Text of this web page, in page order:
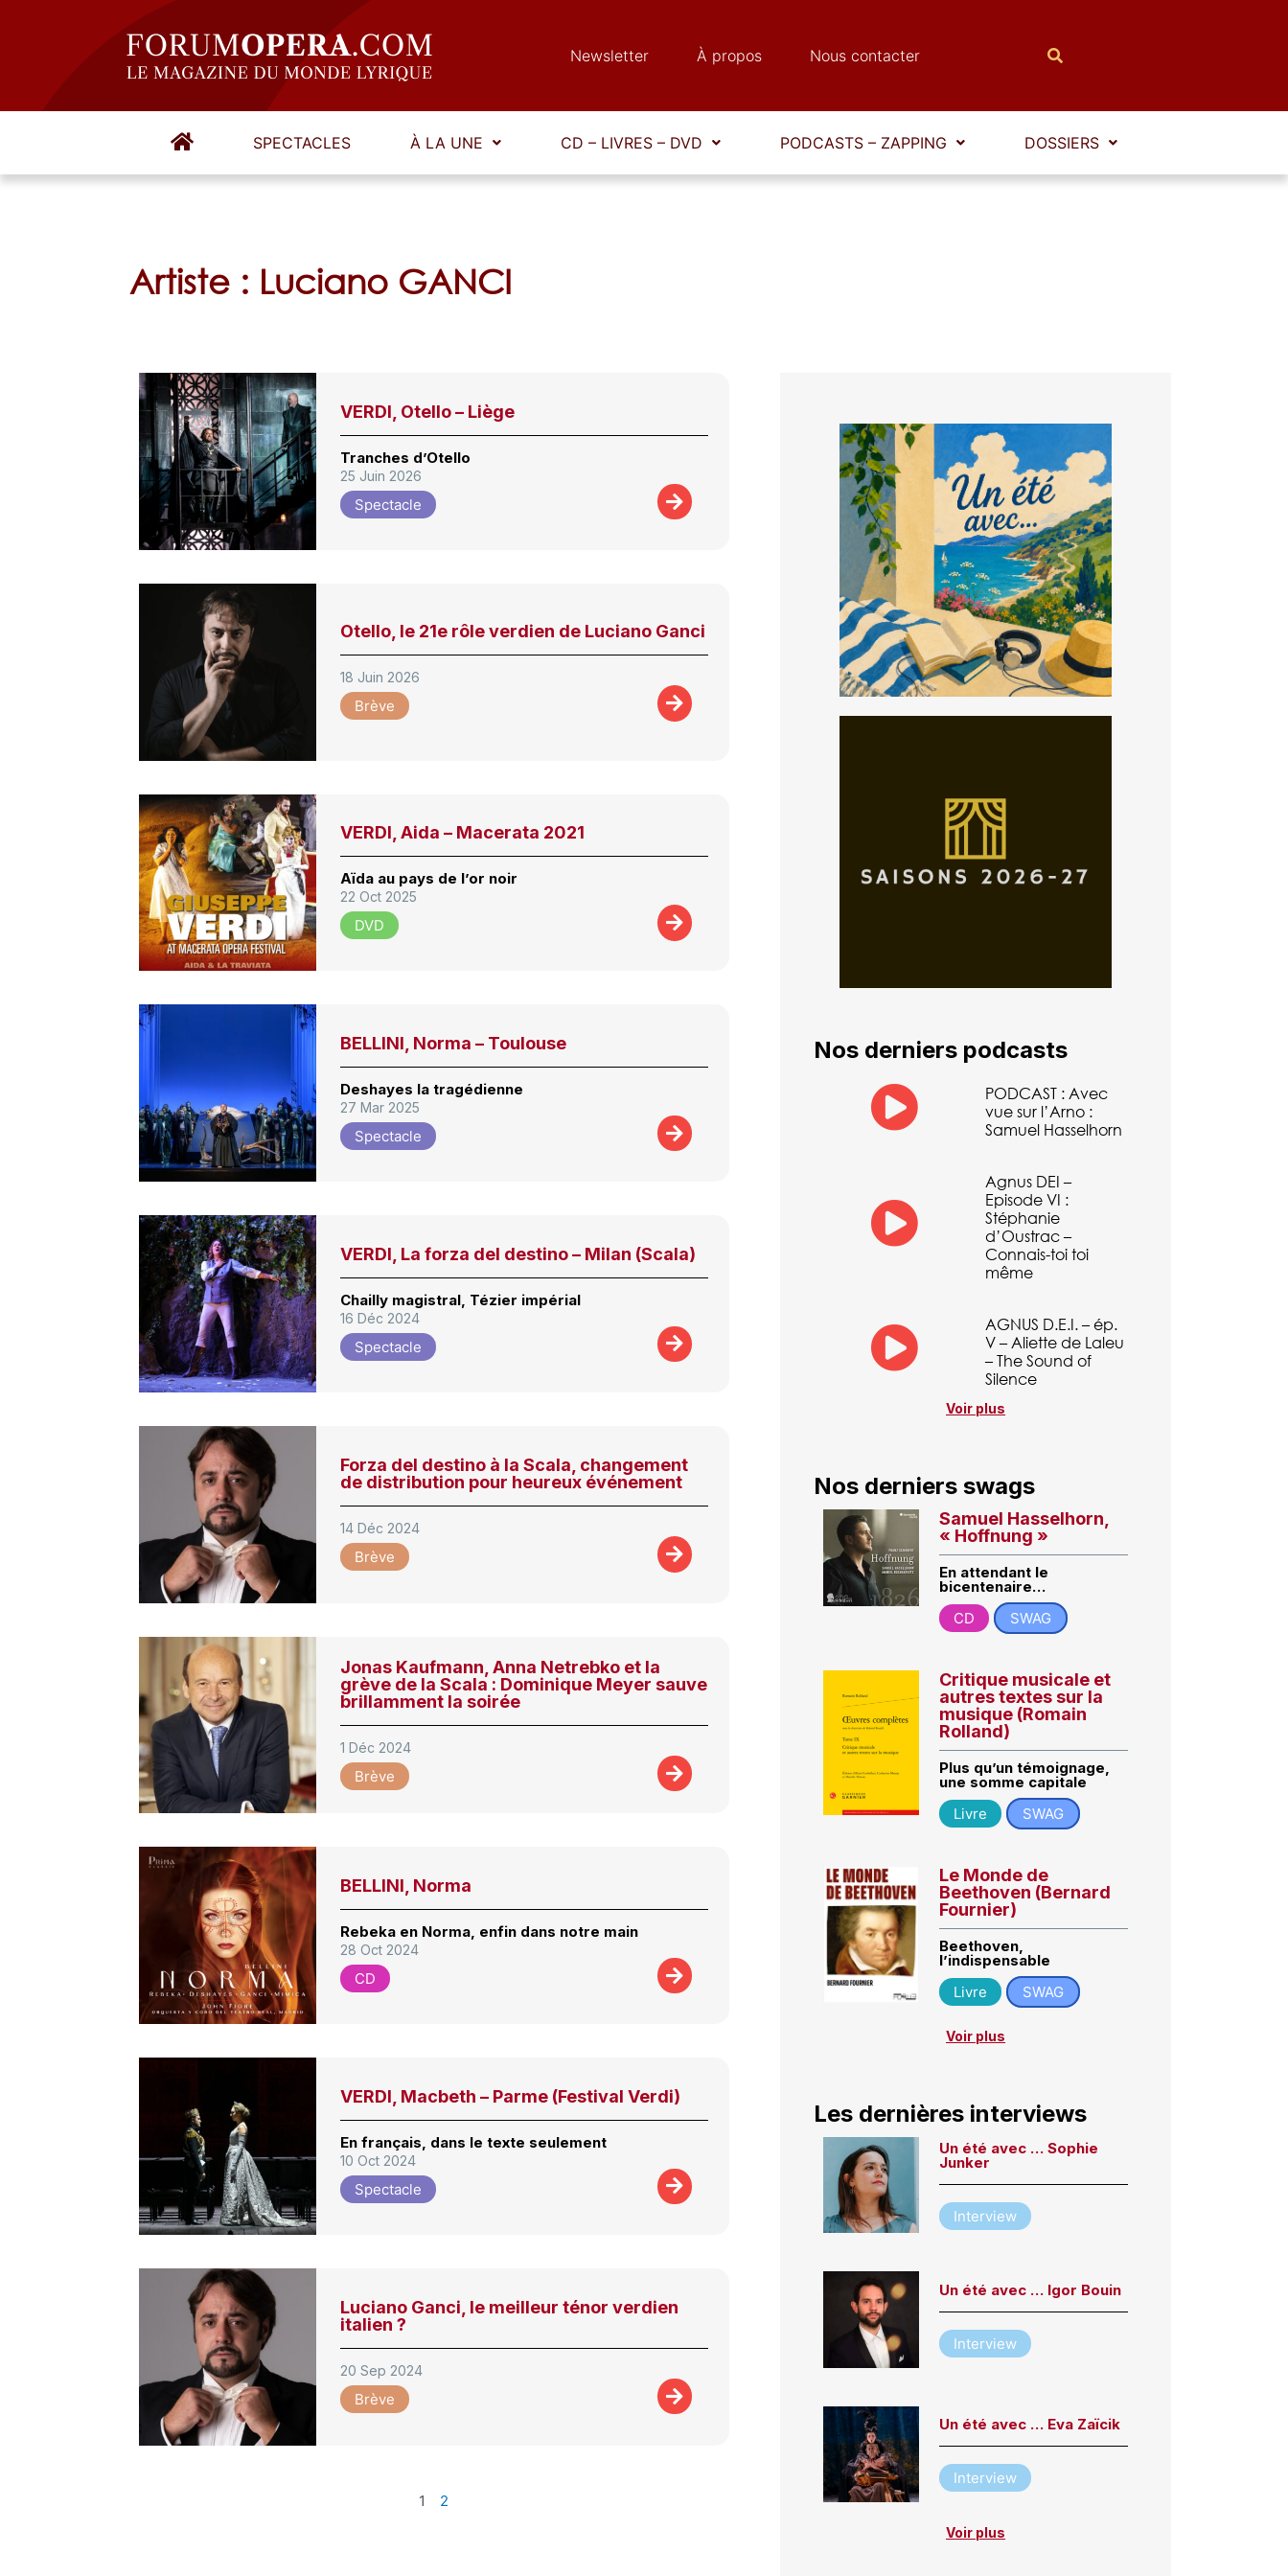
Newsletter À propos Nous contacter
SPECTACLES À LA UNE CD – LIVRES – DVD PODCASTS – ZAPPING DOSSIERS
Artiste : Luciano GANCI
VERDI, Otello – Liège
Tranches d’Otello
25 Juin 2026
Spectacle
Otello, le 21e rôle verdien de Luciano Ganci
18 Juin 2026
Brève
VERDI, Aida – Macerata 2021
Aïda au pays de l’or noir
22 Oct 2025
DVD
BELLINI, Norma – Toulouse
Deshayes la tragédienne
27 Mar 2025
Spectacle
VERDI, La forza del destino – Milan (Scala)
Chailly magistral, Tézier impérial
16 Déc 2024
Spectacle
Forza del destino à la Scala, changement
de distribution pour heureux événement
14 Déc 2024
Brève
Jonas Kaufmann, Anna Netrebko et la
grève de la Scala : Dominique Meyer sauve
brillamment la soirée
1 Déc 2024
Brève
BELLINI, Norma
Rebeka en Norma, enfin dans notre main
28 Oct 2024
CD
VERDI, Macbeth – Parme (Festival Verdi)
En français, dans le texte seulement
10 Oct 2024
Spectacle
Luciano Ganci, le meilleur ténor verdien
italien ?
20 Sep 2024
Brève
1 2
Nos derniers podcasts
PODCAST : Avec
vue sur l’Arno :
Samuel Hasselhorn
Agnus DEI –
Episode VI :
Stéphanie
d’Oustrac –
Connais-toi toi
même
AGNUS D.E.I. – ép.
V – Aliette de Laleu
– The Sound of
Silence
Voir plus
Nos derniers swags
Samuel Hasselhorn,
« Hoffnung »
En attendant le
bicentenaire…
CD
SWAG
Critique musicale et
autres textes sur la
musique (Romain
Rolland)
Plus qu’un témoignage,
une somme capitale
Livre
SWAG
Le Monde de
Beethoven (Bernard
Fournier)
Beethoven,
l’indispensable
Livre
SWAG
Voir plus
Les dernières interviews
Un été avec … Sophie
Junker
Interview
Un été avec … Igor Bouin
Interview
Un été avec … Eva Zaïcik
Interview
Voir plus